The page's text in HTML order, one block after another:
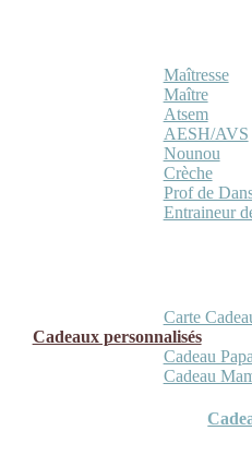
Maîtresse
Maître
Atsem
AESH/AVS
Nounou
Crèche
Prof de
Entraineur
Carte
Cadeaux personnalisés
Cadeau
Cadeau